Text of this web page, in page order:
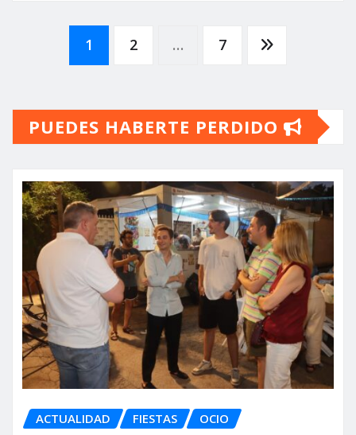
Paginación
entradas
1 2 … 7
PUEDES HABERTE PERDIDO
ACTUALIDAD FIESTAS OCIO